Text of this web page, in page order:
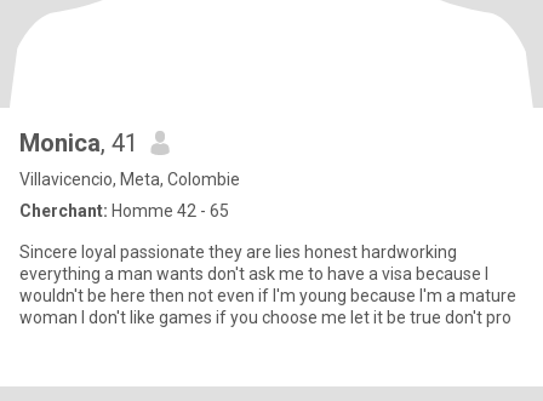
Monica, 41
Villavicencio, Meta, Colombie
Cherchant: Homme 42 - 65
Sincere loyal passionate they are lies honest hardworking
everything a man wants don't ask me to have a visa because I
wouldn't be here then not even if I'm young because I'm a mature
woman I don't like games if you choose me let it be true don't pro